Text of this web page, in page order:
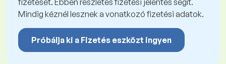
fizetését. Ebben részletes fizetési jelentés segít.
Mindig kéznél lesznek a vonatkozó fizetési adatok.
Próbálja ki a Fizetés eszközt ingyen